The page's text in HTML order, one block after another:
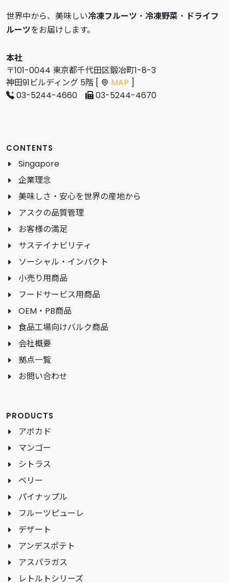
世界中から、美味しい冷凍フルーツ ・ 冷凍野菜 ・ ドライフ
ルーツをお届けします。
本社
〒101-0044 東京都千代田区鍛冶町1-8-3
神田91ビルディング 5階 [
MAP ]
03-5244-4660
03-5244-4670
CONTENTS
Singapore
企業理念
美味しさ・安心を世界の産地から
アスクの品質管理
お客様の満足
サステイナビリティ
ソーシャル・インパクト
小売り用商品
フードサービス用商品
OEM・PB商品
食品工場向けバルク商品
会社概要
拠点一覧
お問い合わせ
PRODUCTS
アボカド
マンゴー
シトラス
ベリー
パイナップル
フルーツピューレ
デザート
アンデスポテト
アスパラガス
レトルトシリーズ